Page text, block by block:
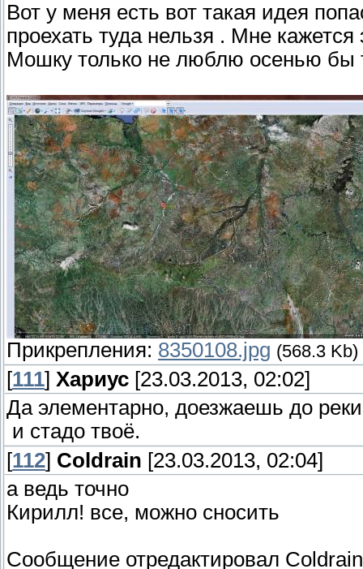
Вот у меня есть вот такая идея
проехать туда нельзя . Мне кажется
Мошку только не люблю осенью бы
Прикрепления: 8350108.jpg (568.3 Kb)
[111] Хариус [23.03.2013, 02:02]
Да элементарно, доезжаешь до
и стадо твоё.
[112] Coldrain [23.03.2013, 02:04]
а ведь точно
Кирилл! все, можно сносить
Сообщение отредактировал Coldrain